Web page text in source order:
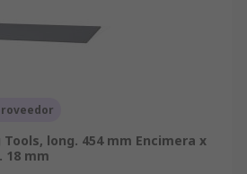
Tools, long. 454 mm Encimera x
18 mm